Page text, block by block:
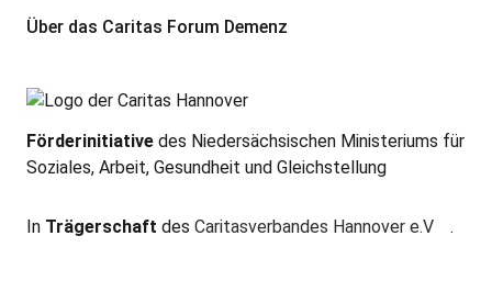
Über das Caritas Forum Demenz
Förderinitiative des Niedersächsischen Ministeriums für
Soziales, Arbeit, Gesundheit und Gleichstellung
In Trägerschaft des Caritasverbandes Hannover e.V .